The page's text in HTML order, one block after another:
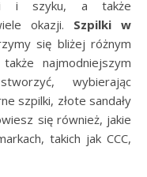
i szyku, a także
okazji. Szpilki w
się bliżej różnym
najmodniejszym
wybierając
szpilki, złote sandały
się również, jakie
takich jak CCC,